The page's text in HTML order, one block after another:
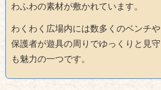
わふわの素材が敷かれています。
わくわく広場内には数多くのベンチ
保護者が遊具の周りでゆっくりと見
も魅力の一つです。